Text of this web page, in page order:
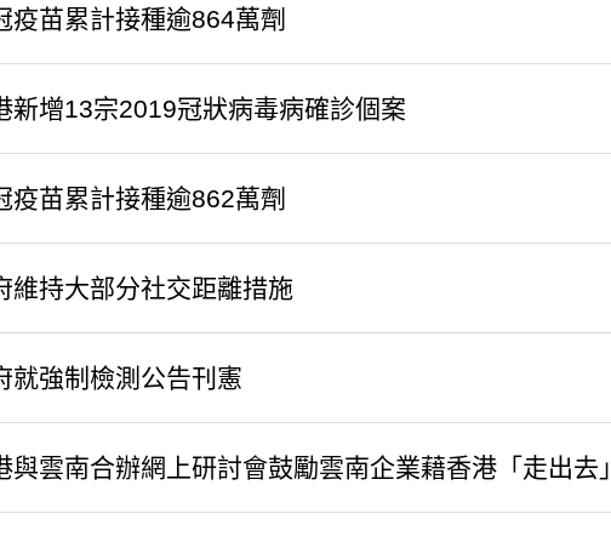
疫苗累計接種逾864萬劑
新增13宗2019冠狀病毒病確診個案
疫苗累計接種逾862萬劑
維持大部分社交距離措施
就強制檢測公告刊憲
與雲南合辦網上研討會鼓勵雲南企業藉香港「走出去」